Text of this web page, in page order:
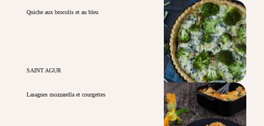
Quiche aux brocolis et au bleu
SAINT AGUR
Lasagnes mozzarella et courgettes